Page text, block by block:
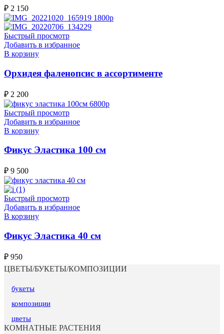
₽ 2 150
Быстрый просмотр
Добавить в избранное
В корзину
Орхидея фаленопсис в ассортименте
₽ 2 200
Быстрый просмотр
Добавить в избранное
В корзину
Фикус Эластика 100 см
₽ 9 500
Быстрый просмотр
Добавить в избранное
В корзину
Фикус Эластика 40 см
₽ 950
ЦВЕТЫ/БУКЕТЫ/КОМПОЗИЦИИ
букеты
композиции
цветы
КОМНАТНЫЕ РАСТЕНИЯ